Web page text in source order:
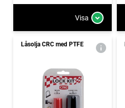
Visa
Låsolja CRC med PTFE